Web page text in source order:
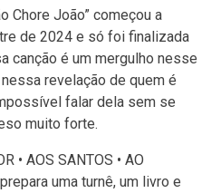
Chore João” começou a
de 2024 e só foi finalizada
canção é um mergulho nesse
revelação de quem é
falar dela sem se
muito forte.
• AOS SANTOS • AO
uma turnê, um livro e